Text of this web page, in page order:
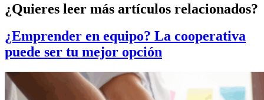
¿Quieres leer más artículos relacionados?
¿Emprender en equipo? La cooperativa
puede ser tu mejor opción